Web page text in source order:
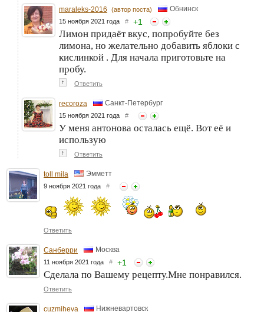
maraleks-2016 (автор поста) Обнинск
15 ноября 2021 года # +1
Лимон придаёт вкус, попробуйте без
лимона, но желательно добавить яблоки с
кислинкой . Для начала приготовьте на
пробу.
↑ Ответить
recoroza Санкт-Петербург
15 ноября 2021 года #
У меня антонова осталась ещё. Вот её и
использую
↑ Ответить
toll mila Эмметт
9 ноября 2021 года #
Ответить
Санберри Москва
11 ноября 2021 года # +1
Сделала по Вашему рецепту.Мне понравился.
Ответить
cuzmiheva Нижневартовск